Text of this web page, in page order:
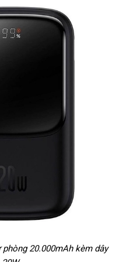
phòng 20.000mAh kèm dây